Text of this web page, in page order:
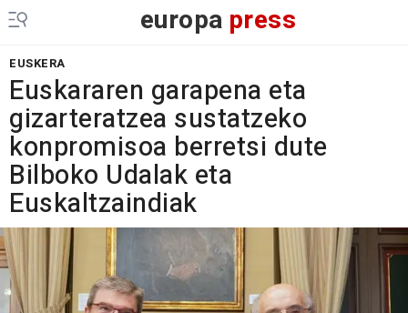
europa press
EUSKERA
Euskararen garapena eta
gizarteratzea sustatzeko
konpromisoa berretsi dute
Bilboko Udalak eta
Euskaltzaindiak